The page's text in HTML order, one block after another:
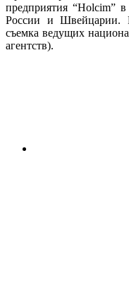
предприятия “Holcim”
России и Швейцарии.
съемка ведущих
агентств).